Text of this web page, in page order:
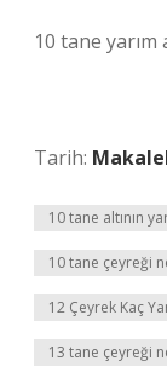
10 tane
Tarih:
10 tane altının
10 tane çeyreği
12 Çeyrek Kaç
13 tane çeyreği